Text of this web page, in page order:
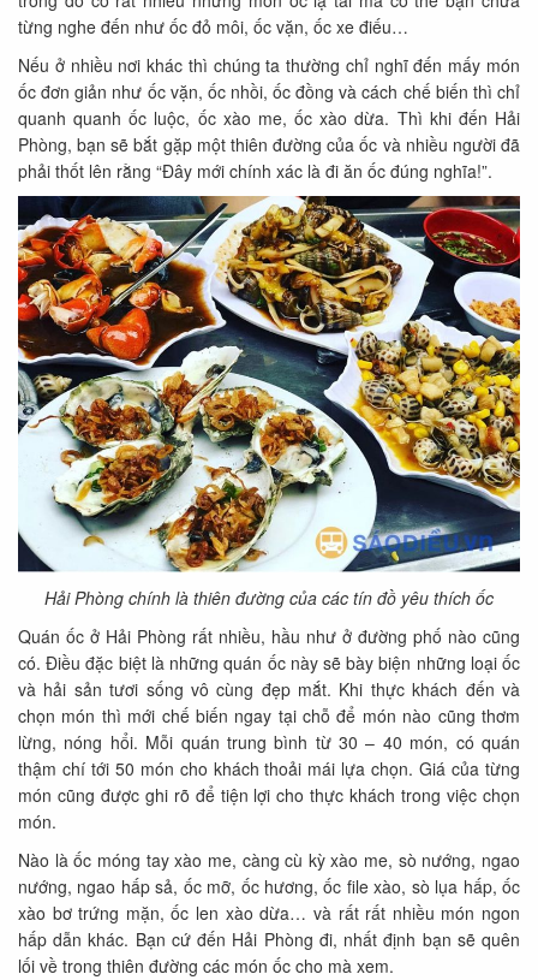
từng nghe đến như ốc đỏ môi, ốc vặn, ốc xe điếu…
Nếu ở nhiều nơi khác thì chúng ta thường chỉ nghĩ đến mấy món
ốc đơn giản như ốc vặn, ốc nhồi, ốc đồng và cách chế biến thì chỉ
quanh quanh ốc luộc, ốc xào me, ốc xào dừa. Thì khi đến Hải
Phòng, bạn sẽ bắt gặp một thiên đường của ốc và nhiều người đã
phải thốt lên rằng “Đây mới chính xác là đi ăn ốc đúng nghĩa!”.
Hải Phòng chính là thiên đường của các tín đồ yêu thích ốc
Quán ốc ở Hải Phòng rất nhiều, hầu như ở đường phố nào cũng
có. Điều đặc biệt là những quán ốc này sẽ bày biện những loại ốc
và hải sản tươi sống vô cùng đẹp mắt. Khi thực khách đến và
chọn món thì mới chế biến ngay tại chỗ để món nào cũng thơm
lừng, nóng hổi. Mỗi quán trung bình từ 30 – 40 món, có quán
thậm chí tới 50 món cho khách thoải mái lựa chọn. Giá của từng
món cũng được ghi rõ để tiện lợi cho thực khách trong việc chọn
món.
Nào là ốc móng tay xào me, càng cù kỳ xào me, sò nướng, ngao
nướng, ngao hấp sả, ốc mỡ, ốc hương, ốc file xào, sò lụa hấp, ốc
xào bơ trứng mặn, ốc len xào dừa… và rất rất nhiều món ngon
hấp dẫn khác. Bạn cứ đến Hải Phòng đi, nhất định bạn sẽ quên
lối về trong thiên đường các món ốc cho mà xem.